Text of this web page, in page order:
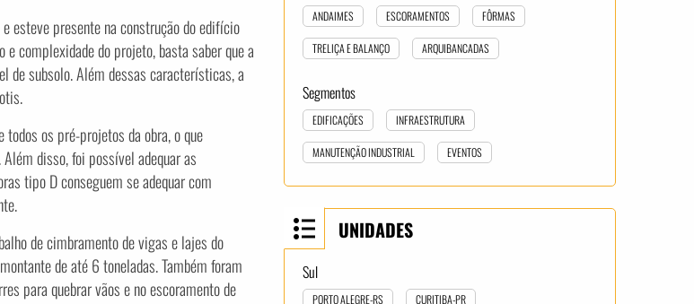
esteve presente na construção do edifício
complexidade do projeto, basta saber que a
de subsolo. Além dessas características, a
todos os pré-projetos da obra, o que
disso, foi possível adequar as
tipo D conseguem se adequar com
de cimbramento de vigas e lajes do
de até 6 toneladas. Também foram
para quebrar vãos e no escoramento de
ANDAIMES ESCORAMENTOS FÔRMAS
TRELIÇA E BALANÇO ARQUIBANCADAS
Segmentos
EDIFICAÇÕES INFRAESTRUTURA
MANUTENÇÃO INDUSTRIAL EVENTOS
UNIDADES
Sul
PORTO ALEGRE-RS CURITIBA-PR